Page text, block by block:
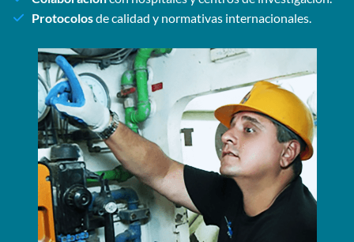
Protocolosde calidad y normativas internacionales.